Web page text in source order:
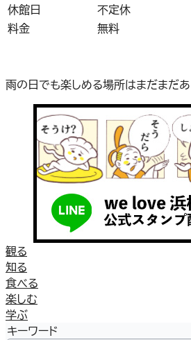
休館日
不定休
料金
無料
雨の日でも楽しめる場所はまだまだあ
観る
知る
食べる
楽しむ
学ぶ
キーワード